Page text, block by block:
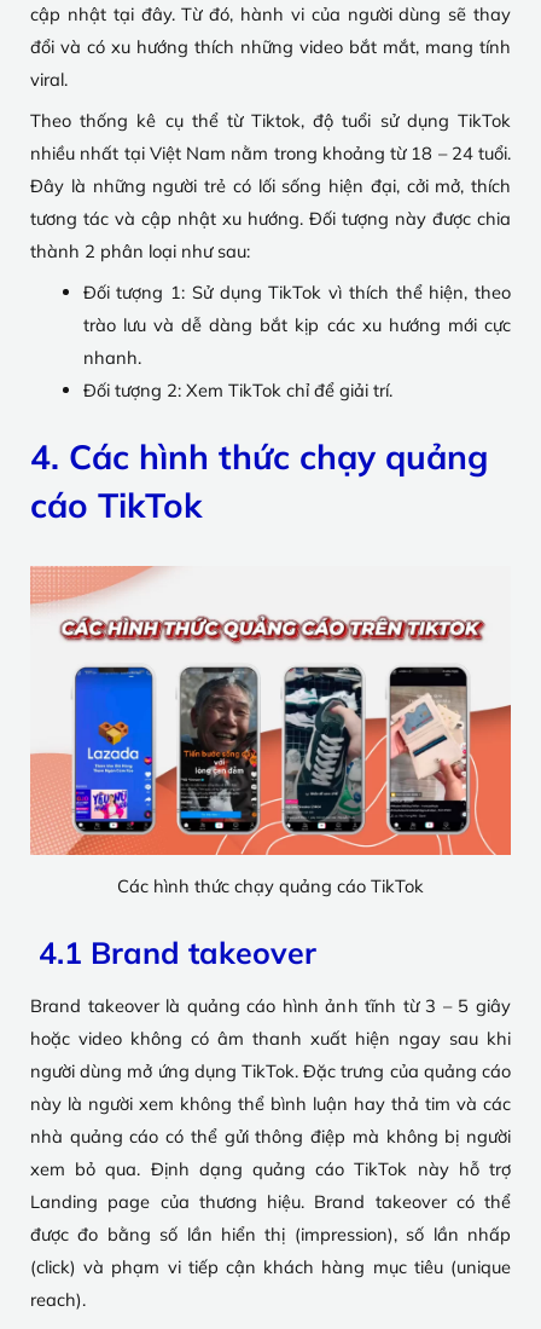
cập nhật tại đây. Từ đó, hành vi của người dùng sẽ thay
đổi và có xu hướng thích những video bắt mắt, mang tính
viral.
Theo thống kê cụ thể từ Tiktok, độ tuổi sử dụng TikTok
nhiều nhất tại Việt Nam nằm trong khoảng từ 18 – 24 tuổi.
Đây là những người trẻ có lối sống hiện đại, cởi mở, thích
tương tác và cập nhật xu hướng. Đối tượng này được chia
thành 2 phân loại như sau:
Đối tượng 1: Sử dụng TikTok vì thích thể hiện, theo
trào lưu và dễ dàng bắt kịp các xu hướng mới cực
nhanh.
Đối tượng 2: Xem TikTok chỉ để giải trí.
4. Các hình thức chạy quảng
cáo TikTok
Các hình thức chạy quảng cáo TikTok
4.1 Brand takeover
Brand takeover là quảng cáo hình ảnh tĩnh từ 3 – 5 giây
hoặc video không có âm thanh xuất hiện ngay sau khi
người dùng mở ứng dụng TikTok. Đặc trưng của quảng cáo
này là người xem không thể bình luận hay thả tim và các
nhà quảng cáo có thể gửi thông điệp mà không bị người
xem bỏ qua. Định dạng quảng cáo TikTok này hỗ trợ
Landing page của thương hiệu. Brand takeover có thể
được đo bằng số lần hiển thị (impression), số lần nhấp
(click) và phạm vi tiếp cận khách hàng mục tiêu (unique
reach).